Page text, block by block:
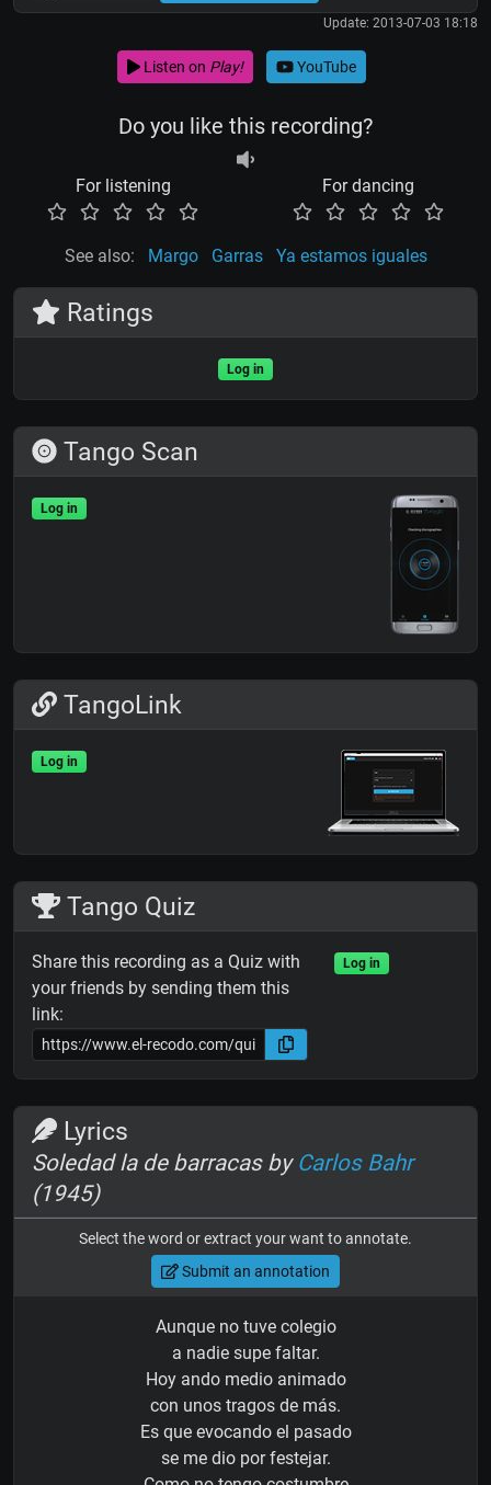
Update: 2013-07-03 18:18
Listen on Play! YouTube
Do you like this recording?
For listening For dancing
See also: Margo Garras Ya estamos iguales
Ratings
Log in
Tango Scan
Log in
TangoLink
Log in
Tango Quiz
Share this recording as a Quiz with
your friends by sending them this
link:
Log in
Lyrics
Soledad la de barracas by Carlos Bahr
(1945)
Select the word or extract your want to annotate.
Submit an annotation
Aunque no tuve colegio
a nadie supe faltar.
Hoy ando medio animado
con unos tragos de más.
Es que evocando el pasado
se me dio por festejar.